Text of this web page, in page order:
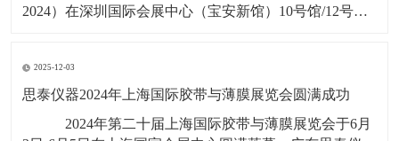
2024）在深圳国际会展中心（宝安新馆）10号馆/12号
2025-12-03
思泰仪器2024年上海国际胶带与薄膜展览会圆满成功
​ ​2024年第二十届上海国际胶带与薄膜展览会于6月